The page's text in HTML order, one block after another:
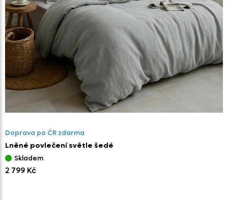
Doprava po ČR zdarma
Lněné povlečení světle šedé
Skladem
2 799 Kč